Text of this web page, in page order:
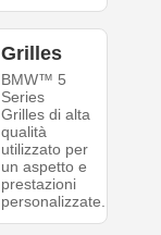
Grilles
BMW™ 5
Series
Grilles di alta
qualità
utilizzato per
un aspetto e
prestazioni
personalizzate.